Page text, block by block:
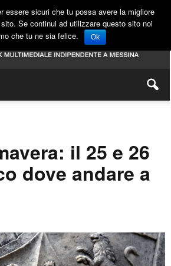
il 25 e 26
dove andare a
essere sicuri che tu possa avere la migliore
Se continui ad utilizzare questo sito noi
che tu ne sia felice.
Ok